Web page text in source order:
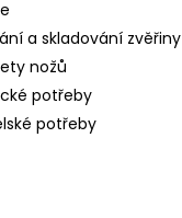
a skladování zvěřiny
nožů
potřeby
potřeby